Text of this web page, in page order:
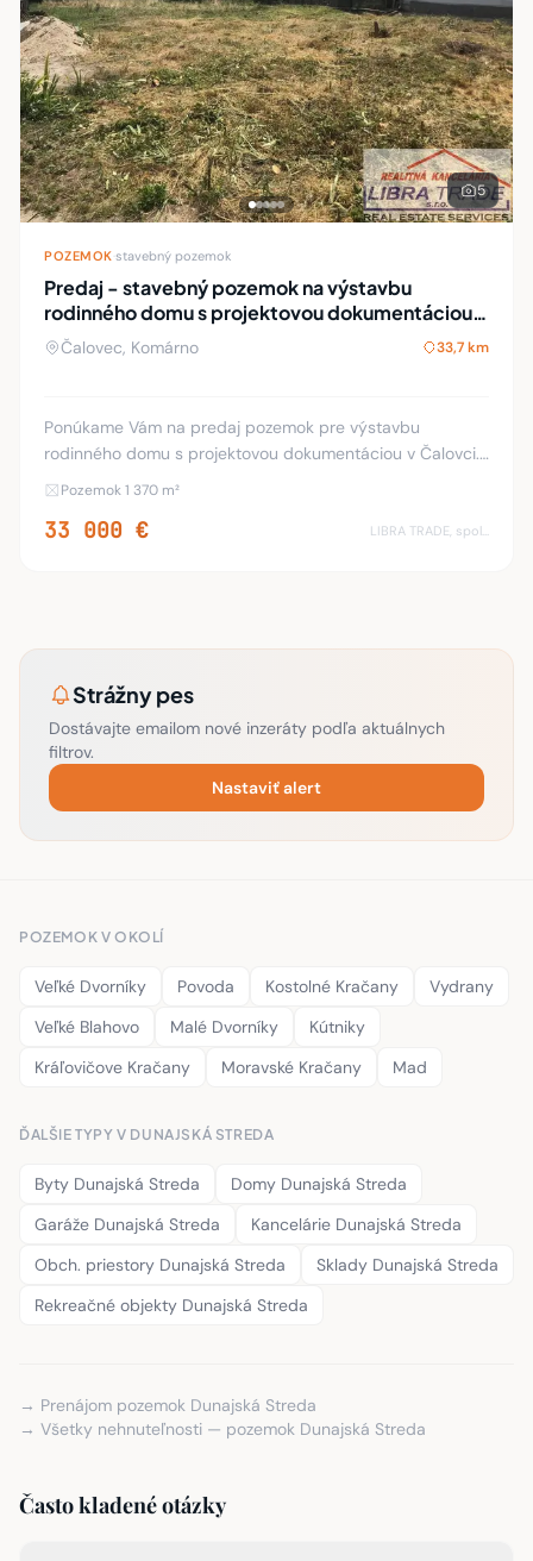
5
POZEMOK stavebný pozemok
Predaj - stavebný pozemok na výstavbu
rodinného domu s projektovou dokumentáciou v
Čalovci
Čalovec, Komárno 33,7 km
Ponúkame Vám na predaj pozemok pre výstavbu
rodinného domu s projektovou dokumentáciou v Čalovci.
Plocha: pozemku 1370m2. Asfaltová prístupová cesta. Na
Pozemok 1 370 m²
33 000 € LIBRA TRADE, spol.s.r.o.
Strážny pes
Dostávajte emailom nové inzeráty podľa aktuálnych
filtrov.
Nastaviť alert
POZEMOK V OKOLÍ
Veľké Dvorníky Povoda Kostolné Kračany
Vydrany
Veľké Blahovo
Malé Dvorníky
Kútniky
Kráľovičove Kračany
Moravské Kračany Mad
ĎALŠIE TYPY V DUNAJSKÁ STREDA
Byty Dunajská Streda
Domy Dunajská Streda
Garáže Dunajská Streda
Kancelárie Dunajská Streda
Obch. priestory Dunajská Streda
Sklady Dunajská Streda
Rekreačné objekty Dunajská Streda
→ Prenájom pozemok Dunajská Streda
→ Všetky nehnuteľnosti — pozemok Dunajská Streda
Často kladené otázky